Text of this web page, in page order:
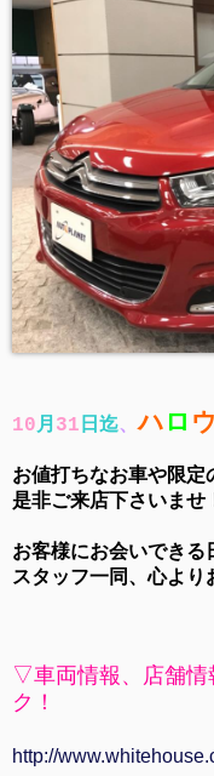
10月 31 日 迄、ハ ロ ウ
お値打ちなお車や限定
是非ご来店下さいませ
お客様にお会いできる
スタッフ一同、心より
▽車両情報、店舗情
ク！
http://